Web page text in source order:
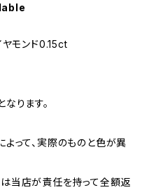
ヤモンド0.15ct
ります。
って、実際のものと色が異
当店が責任を持って全額返